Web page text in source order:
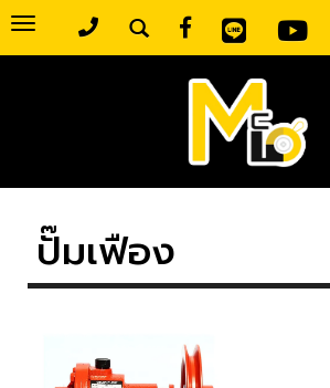
Toggle
navigation
ปั๊มเฟือง